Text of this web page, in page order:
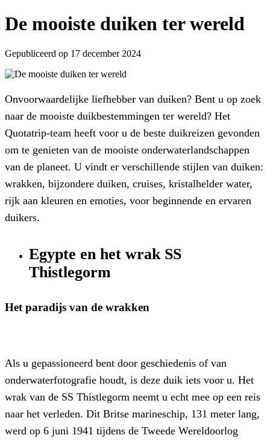
De mooiste duiken ter wereld
Gepubliceerd op 17 december 2024
Onvoorwaardelijke liefhebber van duiken? Bent u op zoek
naar de mooiste duikbestemmingen ter wereld? Het
Quotatrip-team heeft voor u de beste duikreizen gevonden
om te genieten van de mooiste onderwaterlandschappen
van de planeet. U vindt er verschillende stijlen van duiken:
wrakken, bijzondere duiken, cruises, kristalhelder water,
rijk aan kleuren en emoties, voor beginnende en ervaren
duikers.
Egypte en het wrak SS
Thistlegorm
Het paradijs van de wrakken
Als u gepassioneerd bent door geschiedenis of van
onderwaterfotografie houdt, is deze duik iets voor u. Het
wrak van de SS Thistlegorm neemt u echt mee op een reis
naar het verleden. Dit Britse marineschip, 131 meter lang,
werd op 6 juni 1941 tijdens de Tweede Wereldoorlog